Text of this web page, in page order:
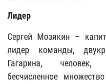
Лидер
Сергей Мозякин –
лидер команды,
Гагарина, человек,
бесчисленное